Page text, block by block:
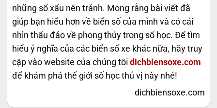
những số xấu nên tránh. Mong rằng bài viết đã
giúp bạn hiểu hơn về biển số của mình và có cái
nhìn thấu đáo về phong thủy trong số học. Để tìm
hiểu ý nghĩa của các biển số xe khác nữa, hãy truy
cập vào website của chúng tôi dichbiensoxe.com
để khám phá thế giới số học thú vị này nhé!
dichbiensoxe.com